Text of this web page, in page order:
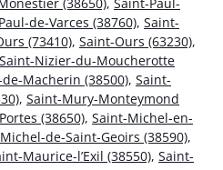
de-Varces (38760), Saint-
(73410), Saint-Ours (63230),
Saint-Nizier-du-Moucherotte
Macherin (38500), Saint-
, Saint-Mury-Monteymond
(38650), Saint-Michel-en-
de-Saint-Geoirs (38590),
Maurice-l’Exil (38550), Saint-